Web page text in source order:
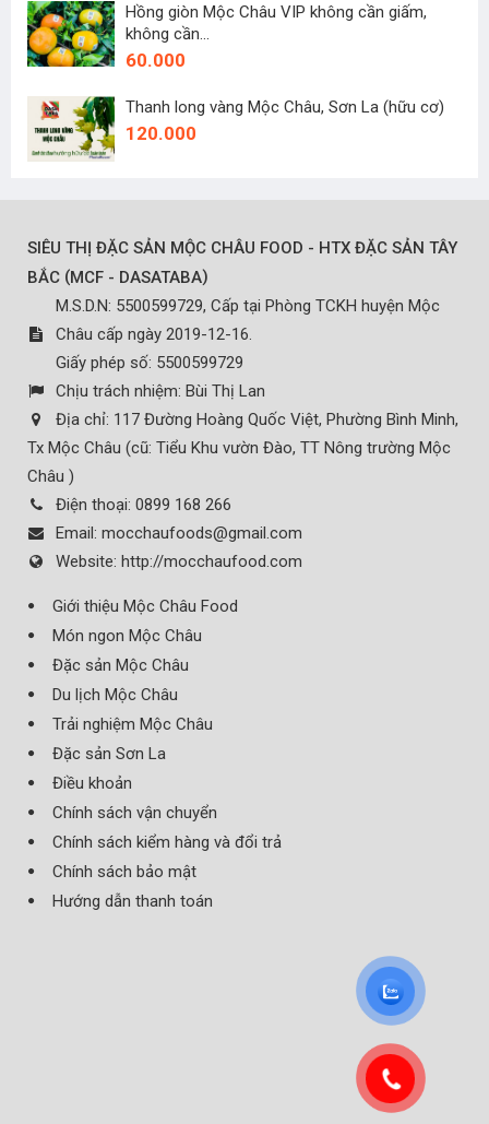
Hồng giòn Mộc Châu VIP không cần giấm,
không cần...
60.000
Thanh long vàng Mộc Châu, Sơn La (hữu cơ)
120.000
SIÊU THỊ ĐẶC SẢN MỘC CHÂU FOOD - HTX ĐẶC SẢN TÂY
BẮC (MCF - DASATABA)
M.S.D.N: 5500599729, Cấp tại Phòng TCKH huyện Mộc
Châu cấp ngày 2019-12-16.
Giấy phép số: 5500599729
Chịu trách nhiệm: Bùi Thị Lan
Địa chỉ: 117 Đường Hoàng Quốc Việt, Phường Bình Minh,
Tx Mộc Châu (cũ: Tiểu Khu vườn Đào, TT Nông trường Mộc
Châu )
Điện thoại: 0899 168 266
Email: mocchaufoods@gmail.com
Website: http://mocchaufood.com
Giới thiệu Mộc Châu Food
Món ngon Mộc Châu
Đặc sản Mộc Châu
Du lịch Mộc Châu
Trải nghiệm Mộc Châu
Đặc sản Sơn La
Điều khoản
Chính sách vận chuyển
Chính sách kiểm hàng và đổi trả
Chính sách bảo mật
Hướng dẫn thanh toán